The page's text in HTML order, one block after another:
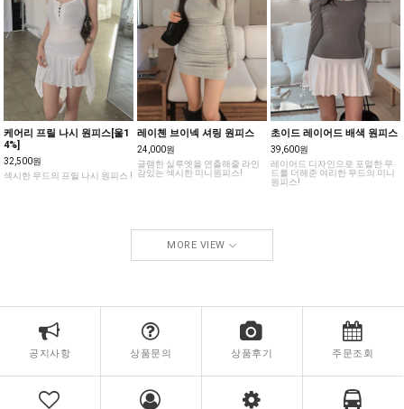
케어리 프릴 나시 원피스[울1
4%]
32,500원
섹시한 무드의 프릴 나시 원피스 !
레이첸 브이넥 셔링 원피스
24,000원
글램한 실루엣을 연출해줄 라인
감있는 섹시한 미니원피스!
초이드 레이어드 배색 원피스
39,600원
레이어드 디자인으로 포멀한 무
드를 더해준 여리한 무드의 미니
원피스!
MORE VIEW
공지사항 상품문의 상품후기 주문조회